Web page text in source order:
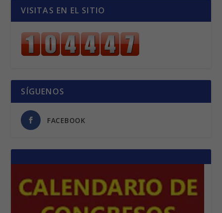
VISITAS EN EL SITIO
SÍGUENOS
FACEBOOK